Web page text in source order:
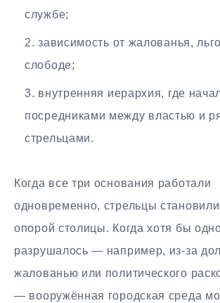
службе;
зависимость от жалованья,
слободе;
внутренняя иерархия, где
посредниками между властью и
стрельцами.
Когда все три основания работали
одновременно, стрельцы
опорой столицы. Когда хотя бы
разрушалось — например, из-за
жалованью или политического
— вооружённая городская среда